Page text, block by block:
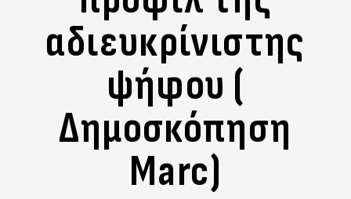
αδιευκρίνιστης
ψήφου (
Δημοσκόπηση
Marc)